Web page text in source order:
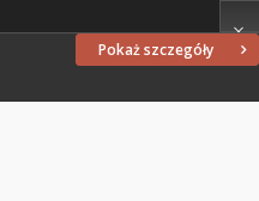
Pokaż szczegóły